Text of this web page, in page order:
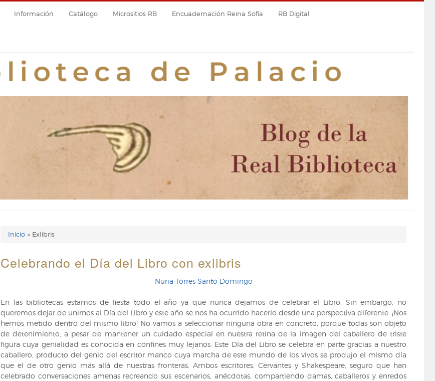
Información Catálogo Micrositios RB Encuadernación Reina Sofía RB Digital
Enlaces
de
de
navegación
Inicio Exlibris
Celebrando el Día del Libro con exlibris
Nuria Torres Santo Domingo
En las bibliotecas estamos de fiesta todo el año ya que nunca dejamos de celebrar el Libro. Sin embargo, no
queremos dejar de unirnos al Día del Libro y este año se nos ha ocurrido hacerlo desde una perspectiva diferente. ¡Nos
hemos metido dentro del mismo libro! No vamos a seleccionar ninguna obra en concreto, porque todas son objeto
de detenimiento, a pesar de mantener un cuidado especial en nuestra retina de la imagen del caballero de triste
figura cuya genialidad es conocida en confines muy lejanos. Este Día del Libro se celebra en parte gracias a nuestro
caballero, producto del genio del escritor manco cuya marcha de este mundo de los vivos se produjo el mismo día
que el de otro genio más allá de nuestras fronteras. Ambos escritores, Cervantes y Shakespeare, seguro que han
celebrado conversaciones amenas recreando sus escenarios, anécdotas, compartiendo damas, caballeros y enredos